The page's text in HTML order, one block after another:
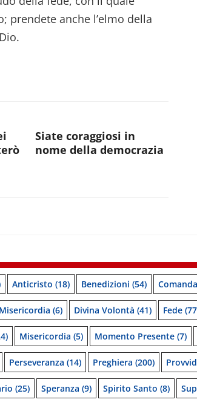
prendete anche l’elmo della
Siate coraggiosi in
nome della democrazia
Anticristo (18) Benedizioni (54)
(6) Divina Volontà (41) Fede
Misericordia (5) Momento Presente (7)
Perseveranza (14) Preghiera (200)
(25) Speranza (9) Spirito Santo (8)